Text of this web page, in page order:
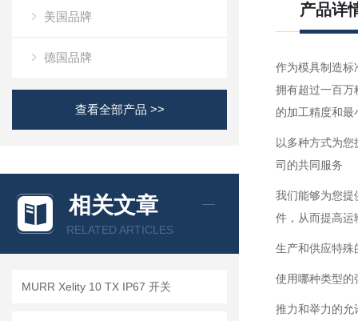
美国品牌
德国品牌
查看全部产品 >>
相关文章
RELATED ARTICLES
MURR Xelity 10 TX IP67 开关
产品详
作为模具制造标
拥有超过一百万
的加工精度和
以多种方式为
司的共同服务
我们能够为您提
件，从而提高运
生产和供应特殊
使用哪种类型的
推力和举力的允